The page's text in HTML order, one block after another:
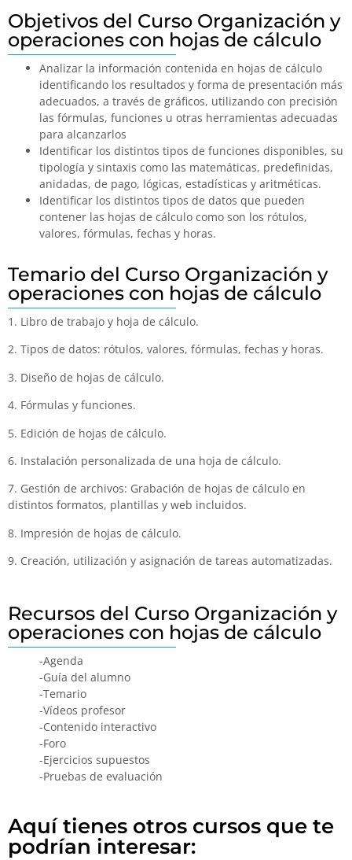
Objetivos del Curso Organización y
operaciones con hojas de cálculo
Analizar la información contenida en hojas de cálculo
identificando los resultados y forma de presentación más
adecuados, a través de gráficos, utilizando con precisión
las fórmulas, funciones u otras herramientas adecuadas
para alcanzarlos
Identificar los distintos tipos de funciones disponibles, su
tipología y sintaxis como las matemáticas, predefinidas,
anidadas, de pago, lógicas, estadísticas y aritméticas.
Identificar los distintos tipos de datos que pueden
contener las hojas de cálculo como son los rótulos,
valores, fórmulas, fechas y horas.
Temario del Curso Organización y
operaciones con hojas de cálculo
1. Libro de trabajo y hoja de cálculo.
2. Tipos de datos: rótulos, valores, fórmulas, fechas y horas.
3. Diseño de hojas de cálculo.
4. Fórmulas y funciones.
5. Edición de hojas de cálculo.
6. Instalación personalizada de una hoja de cálculo.
7. Gestión de archivos: Grabación de hojas de cálculo en
distintos formatos, plantillas y web incluidos.
8. Impresión de hojas de cálculo.
9. Creación, utilización y asignación de tareas automatizadas.
Recursos del Curso Organización y
operaciones con hojas de cálculo
-Agenda
-Guía del alumno
-Temario
-Vídeos profesor
-Contenido interactivo
-Foro
-Ejercicios supuestos
-Pruebas de evaluación
Aquí tienes otros cursos que te
podrían interesar: